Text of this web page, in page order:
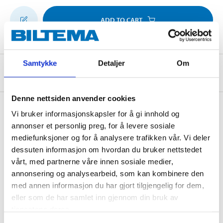
Samtykke Detaljer Om
Denne nettsiden anvender cookies
Vi bruker informasjonskapsler for å gi innhold og
annonser et personlig preg, for å levere sosiale
mediefunksjoner og for å analysere trafikken vår. Vi deler
dessuten informasjon om hvordan du bruker nettstedet
vårt, med partnerne våre innen sosiale medier,
annonsering og analysearbeid, som kan kombinere den
med annen informasjon du har gjort tilgjengelig for dem,
eller som de har samlet inn gjennom din bruk av
ADD TO CART
Pay & Collect
Pay & Collect in your local store within 2 hours!
READ MORE
Other customers also bought